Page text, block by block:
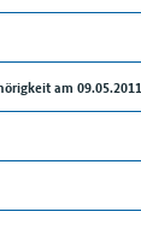
am 09.05.2011